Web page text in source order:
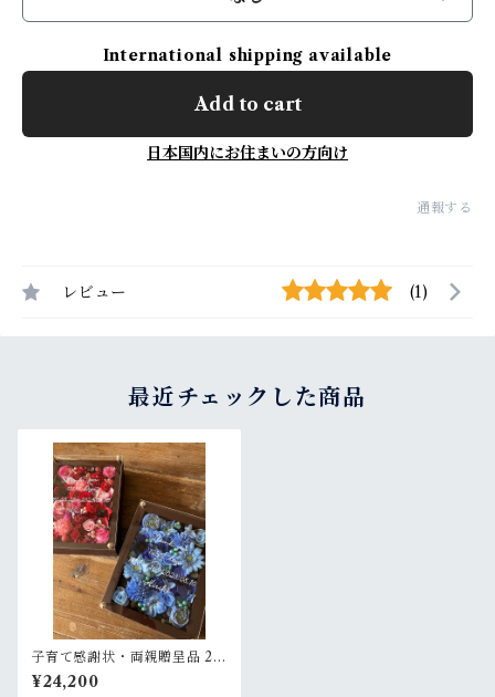
International shipping available
Add to cart
日本国内にお住まいの方向け
通報する
レビュー (1)
最近チェックした商品
子育て感謝状・両親贈呈品 2個
セット【名入れ】プリザーブ
ドフラワーアレンジ ウッドフ
¥24,200